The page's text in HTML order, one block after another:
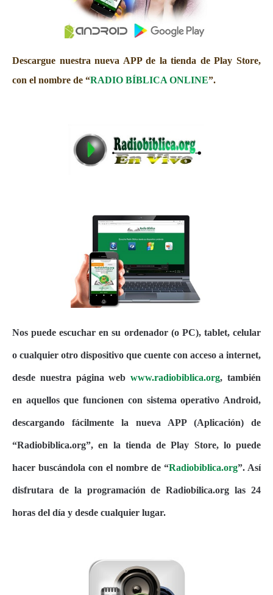
Descargue nuestra nueva APP de la tienda de Play Store,
con el nombre de “RADIO BÍBLICA ONLINE”.
Nos puede escuchar en su ordenador (o PC), tablet, celular
o cualquier otro dispositivo que cuente con acceso a internet,
desde nuestra página webwww.radiobiblica.org, también
en aquellos que funcionen con sistema operativo Android,
descargando fácilmente la nueva APP (Aplicación) de
“Radiobiblica.org”, en la tienda de Play Store, lo puede
hacer buscándola con el nombre de “Radiobiblica.org”. Así
disfrutara de la programación de Radiobilica.org las 24
horas del día y desde cualquier lugar.